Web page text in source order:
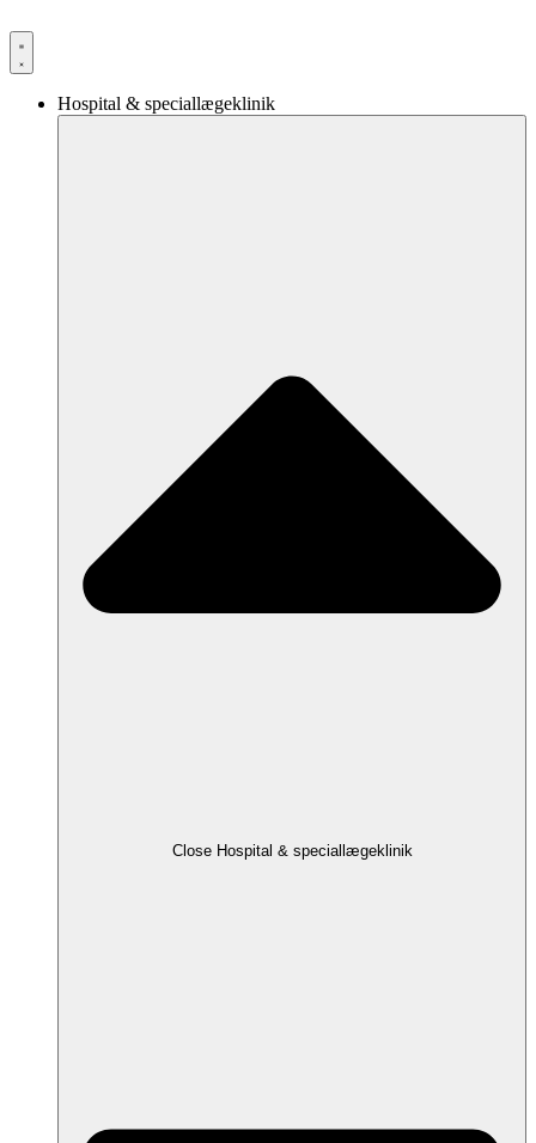
til
indhold
Hospital & speciallægeklinik
Close Hospital & speciallægeklinik